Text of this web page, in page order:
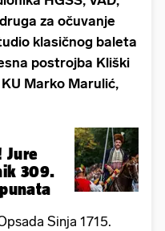
za očuvanje
klasičnog baleta
postrojba Kliški
Marko Marulić,
Jure
309.
Sinja 1715.